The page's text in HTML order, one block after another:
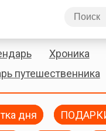
Хроника
путешественника
дня